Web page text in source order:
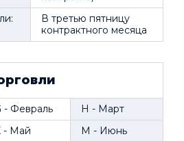
В третью пятницу
контрактного месяца
- Февраль
H - Март
- Май
M - Июнь